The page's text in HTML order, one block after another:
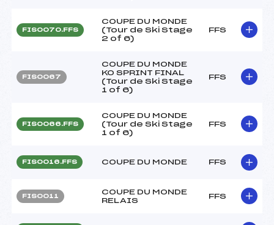
FIS0070.FFS
COUPE DU MONDE
(Tour de Ski Stage
2 of 6)
FFS
FIS0067
COUPE DU MONDE
KO SPRINT FINAL
(Tour de Ski Stage
1 of 6)
FFS
FIS0066.FFS
COUPE DU MONDE
(Tour de Ski Stage
1 of 6)
FFS
FIS0016.FFS COUPE DU MONDE FFS
FIS0011
COUPE DU MONDE
RELAIS
FFS